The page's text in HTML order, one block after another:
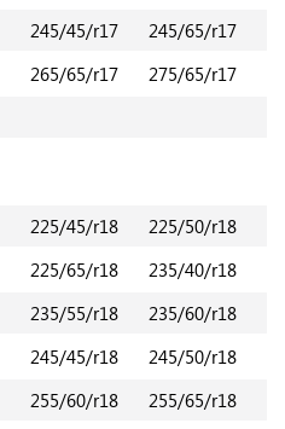
245/45/r17
245/65/r17
265/65/r17
275/65/r17
225/45/r18
225/50/r18
225/65/r18
235/40/r18
235/55/r18
235/60/r18
245/45/r18
245/50/r18
255/60/r18
255/65/r18